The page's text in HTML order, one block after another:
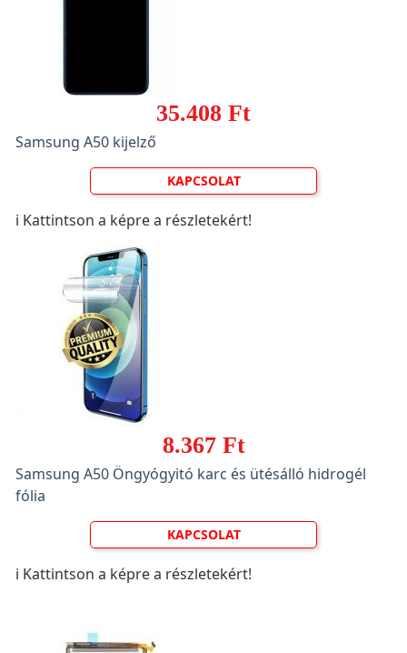
35.408 Ft
Samsung A50 kijelző
KAPCSOLAT
ℹ️ Kattintson a képre a részletekért!
8.367 Ft
Samsung A50 Öngyógyitó karc és ütésálló hidrogél
fólia
KAPCSOLAT
ℹ️ Kattintson a képre a részletekért!